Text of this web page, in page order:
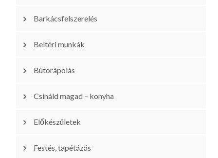
Barkácsfelszerelés
Beltéri munkák
Bútorápolás
Csináld magad – konyha
Előkészületek
Festés, tapétázás